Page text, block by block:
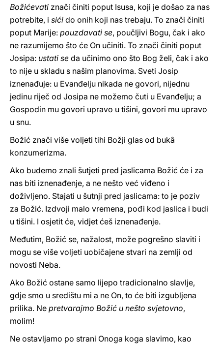
Božićevati znači činiti poput Isusa, koji je došao za nas
potrebite, i sići do onih koji nas trebaju. To znači činiti
poput Marije: pouzdavati se, poučljivi Bogu, čak i ako
ne razumijemo što će On učiniti. To znači činiti poput
Josipa: ustati se da učinimo ono što Bog želi, čak i ako
to nije u skladu s našim planovima. Sveti Josip
iznenađuje: u Evanđelju nikada ne govori, nijednu
jedinu riječ od Josipa ne možemo čuti u Evanđelju; a
Gospodin mu govori upravo u tišini, govori mu upravo
u snu.
Božić znači više voljeti tihi Božji glas od bukâ
konzumerizma.
Ako budemo znali šutjeti pred jaslicama Božić će i za
nas biti iznenađenje, a ne nešto već viđeno i
doživljeno. Stajati u šutnji pred jaslicama: to je poziv
za Božić. Izdvoji malo vremena, pođi kod jaslica i budi
u tišini. I osjetit će, vidjet ćeš iznenađenje.
Međutim, Božić se, nažalost, može pogrešno slaviti i
mogu se više voljeti uobičajene stvari na zemlji od
novosti Neba.
Ako Božić ostane samo lijepo tradicionalno slavlje,
gdje smo u središtu mi a ne On, to će biti izgubljena
prilika. Ne pretvarajmo Božić u nešto svjetovno,
molim!
Ne ostavljamo po strani Onoga koga slavimo, kao